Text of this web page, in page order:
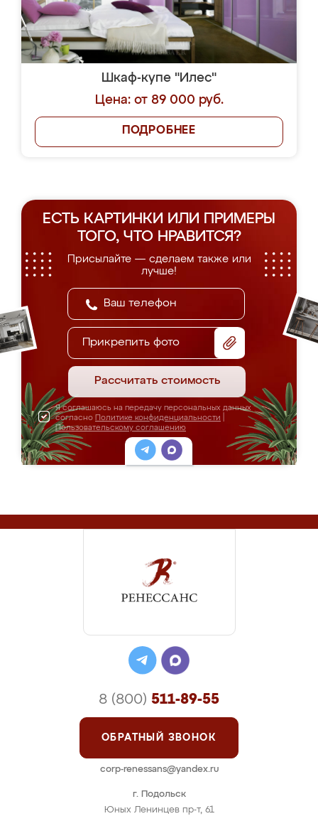
Шкаф-купе "Илес"
Цена: от 89 000 руб.
ПОДРОБНЕЕ
ЕСТЬ КАРТИНКИ ИЛИ ПРИМЕРЫ
ТОГО, ЧТО НРАВИТСЯ?
Присылайте — сделаем также или
лучше!
Прикрепить фото
Рассчитать стоимость
Я соглашаюсь на передачу персональных данных
согласно Политике конфиденциальности
Пользовательскому соглашению
г. Подольск
Юных Ленинцев пр-т, 61
8 (800) 511-89-55
ОБРАТНЫЙ ЗВОНОК
corp-renessans@yandex.ru